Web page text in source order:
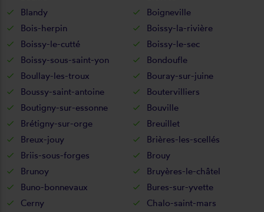
Blandy
Boigneville
Bois-herpin
Boissy-la-rivière
Boissy-le-cutté
Boissy-le-sec
Boissy-sous-saint-yon
Bondoufle
Boullay-les-troux
Bouray-sur-juine
Boussy-saint-antoine
Boutervilliers
Boutigny-sur-essonne
Bouville
Brétigny-sur-orge
Breuillet
Breux-jouy
Brières-les-scellés
Briis-sous-forges
Brouy
Brunoy
Bruyères-le-châtel
Buno-bonnevaux
Bures-sur-yvette
Cerny
Chalo-saint-mars